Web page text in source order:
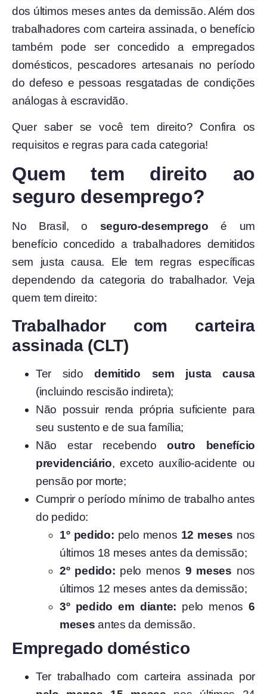
dos últimos meses antes da demissão. Além dos
trabalhadores com carteira assinada, o benefício
também pode ser concedido a empregados
domésticos, pescadores artesanais no período
do defeso e pessoas resgatadas de condições
análogas à escravidão.
Quer saber se você tem direito? Confira os
requisitos e regras para cada categoria!
Quem tem direito ao
seguro desemprego?
No Brasil, o seguro-desemprego é um
benefício concedido a trabalhadores demitidos
sem justa causa. Ele tem regras específicas
dependendo da categoria do trabalhador. Veja
quem tem direito:
Trabalhador com carteira
assinada (CLT)
Ter sidodemitido sem justa causa
(incluindo rescisão indireta);
Não possuir renda própria suficiente para
seu sustento e de sua família;
Não estar recebendooutro benefício
previdenciário, exceto auxílio-acidente ou
pensão por morte;
Cumprir o período mínimo de trabalho antes
do pedido:
1º pedido: pelo menos 12 meses nos
últimos 18 meses antes da demissão;
2º pedido: pelo menos 9 meses nos
últimos 12 meses antes da demissão;
3º pedido em diante: pelo menos6
meses antes da demissão.
Empregado doméstico
Ter trabalhado com carteira assinada por